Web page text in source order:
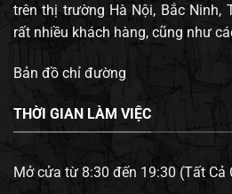
trên thị trường Hà Nội, Bắc Ninh,
rất nhiều khách hàng, cũng như
Bản đồ chỉ đường
THỜI GIAN LÀM VIỆC
Mở cửa từ 8:30 đến 19:30 (Tất Cả